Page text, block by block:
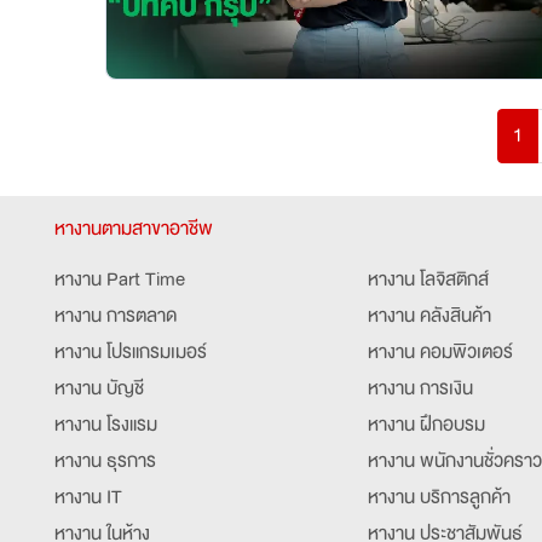
1
หางานตามสาขาอาชีพ
หางาน Part Time
หางาน การตลาด
หางาน โปรแกรมเมอร์
หางาน บัญชี
หางาน โรงแรม
หางาน ธุรการ
หางาน IT
หางาน ในห้าง
หางาน โลจิสติกส์
หางาน คลังสินค้า
หางาน คอมพิวเตอร์
หางาน การเงิน
หางาน ฝึกอบรม
หางาน พนักงานชั่วคราว
หางาน บริการลูกค้า
หางาน ประชาสัมพันธ์